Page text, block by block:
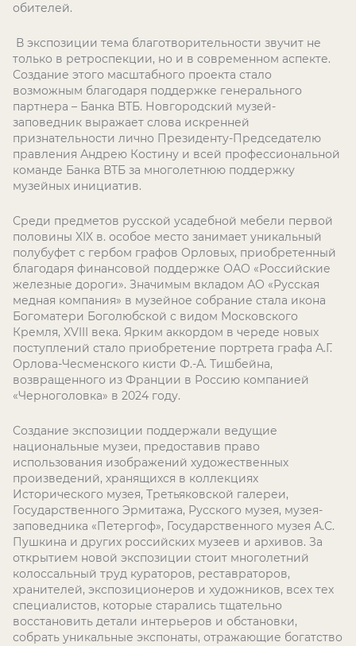
обителей.
В экспозиции тема благотворительности звучит не
только в ретроспекции, но и в современном аспекте.
Создание этого масштабного проекта стало
возможным благодаря поддержке генерального
партнера – Банка ВТБ. Новгородский музей-
заповедник выражает слова искренней
признательности лично Президенту-Председателю
правления Андрею Костину и всей профессиональной
команде Банка ВТБ за многолетнюю поддержку
музейных инициатив.
Среди предметов русской усадебной мебели первой
половины XIX в. особое место занимает уникальный
полубуфет с гербом графов Орловых, приобретенный
благодаря финансовой поддержке ОАО «Российские
железные дороги». Значимым вкладом АО «Русская
медная компания» в музейное собрание стала икона
Богоматери Боголюбской с видом Московского
Кремля, XVIII века. Ярким аккордом в череде новых
поступлений стало приобретение портрета графа А.Г.
Орлова-Чесменского кисти Ф.-А. Тишбейна,
возвращенного из Франции в Россию компанией
«Черноголовка» в 2024 году.
Создание экспозиции поддержали ведущие
национальные музеи, предоставив право
использования изображений художественных
произведений, хранящихся в коллекциях
Исторического музея, Третьяковской галереи,
Государственного Эрмитажа, Русского музея, музея-
заповедника «Петергоф», Государственного музея А.С.
Пушкина и других российских музеев и архивов. За
открытием новой экспозиции стоит многолетний
колоссальный труд кураторов, реставраторов,
хранителей, экспозиционеров и художников, всех тех
специалистов, которые старались тщательно
восстановить детали интерьеров и обстановки,
собрать уникальные экспонаты, отражающие богатство